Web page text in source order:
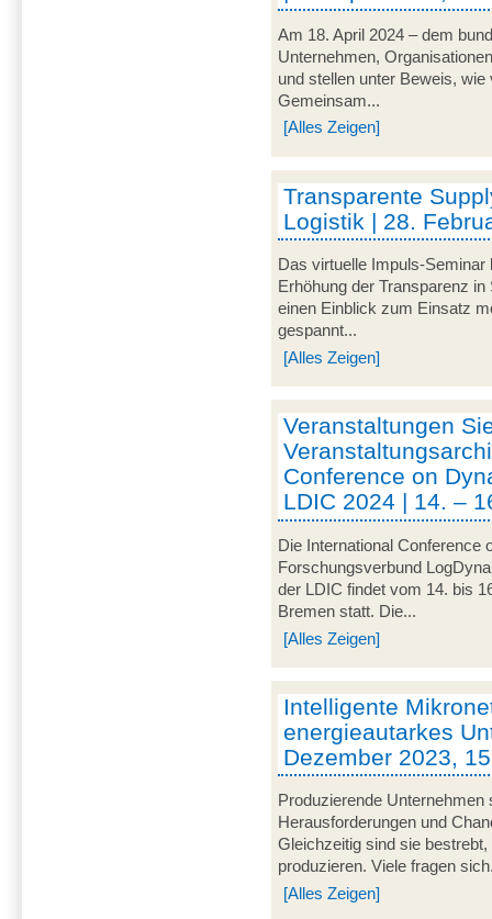
Am 18. April 2024 – dem
Unternehmen,
und stellen unter Beweis,
Gemeinsam...
[Alles Zeigen]
Transparente
Logistik | 28.
Das virtuelle Impuls-Seminar
Erhöhung der Transparenz
einen Einblick zum Einsatz
gespannt...
[Alles Zeigen]
Veranstaltungen
Conference on
LDIC 2024 | 14. –
Die International
Forschungsverbund
der LDIC findet vom 14. bis
Bremen statt. Die...
[Alles Zeigen]
Intelligente
energieautarkes
Dezember 2023,
Produzierende
Herausforderungen und
Gleichzeitig sind sie
produzieren. Viele fragen
[Alles Zeigen]